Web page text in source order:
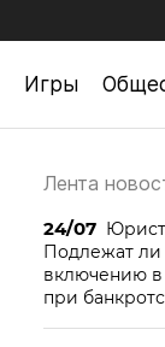
Игры
Лента
24/07
Подлежат ли
включению в
при